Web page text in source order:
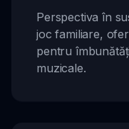
Perspectiva în
joc familiare,
pentru
muzicale.